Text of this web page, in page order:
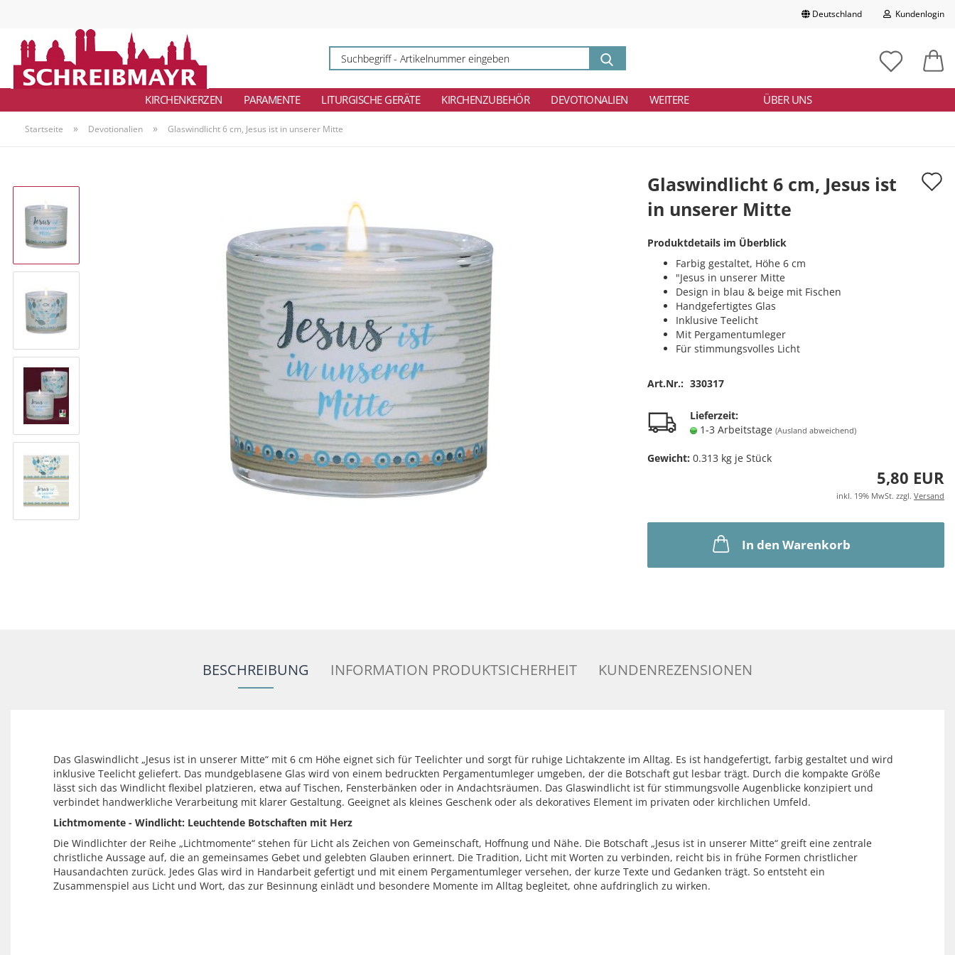
Deutschland Kundenlogin
E-Mail
Konto erstellen
Passwort vergessen?
eingeben
KIRCHENKERZEN PARAMENTE LITURGISCHE GERÄTE KIRCHENZUBEHÖR DEVOTIONALIEN ÜBER UNS
WEITERE
Startseite » Devotionalien » Glaswindlicht 6 cm, Jesus ist in unserer Mitte
Glaswindlicht 6 cm, Jesus ist
in unserer Mitte
Produktdetails im Überblick
Farbig gestaltet, Höhe 6 cm
"Jesus in unserer Mitte
Design in blau & beige mit Fischen
Handgefertigtes Glas
Inklusive Teelicht
Mit Pergamentumleger
Für stimmungsvolles Licht
Art.Nr.: 330317
Lieferzeit:
1-3 Arbeitstage (Ausland abweichend)
Gewicht: 0.313 kg je Stück
5,80 EUR
inkl. 19% MwSt. zzgl. Versand
In den Warenkorb
BESCHREIBUNG INFORMATION PRODUKTSICHERHEIT KUNDENREZENSIONEN
Das Glaswindlicht „Jesus ist in unserer Mitte“ mit 6 cm Höhe eignet sich für Teelichter und sorgt für ruhige Lichtakzente im Alltag. Es ist handgefertigt, farbig gestaltet und wird
inklusive Teelicht geliefert. Das mundgeblasene Glas wird von einem bedruckten Pergamentumleger umgeben, der die Botschaft gut lesbar trägt. Durch die kompakte Größe
lässt sich das Windlicht flexibel platzieren, etwa auf Tischen, Fensterbänken oder in Andachtsräumen. Das Glaswindlicht ist für stimmungsvolle Augenblicke konzipiert und
verbindet handwerkliche Verarbeitung mit klarer Gestaltung. Geeignet als kleines Geschenk oder als dekoratives Element im privaten oder kirchlichen Umfeld.
Lichtmomente - Windlicht: Leuchtende Botschaften mit Herz
Die Windlichter der Reihe „Lichtmomente“ stehen für Licht als Zeichen von Gemeinschaft, Hoffnung und Nähe. Die Botschaft „Jesus ist in unserer Mitte“ greift eine zentrale
christliche Aussage auf, die an gemeinsames Gebet und gelebten Glauben erinnert. Die Tradition, Licht mit Worten zu verbinden, reicht bis in frühe Formen christlicher
Hausandachten zurück. Jedes Glas wird in Handarbeit gefertigt und mit einem Pergamentumleger versehen, der kurze Texte und Gedanken trägt. So entsteht ein
Zusammenspiel aus Licht und Wort, das zur Besinnung einlädt und besondere Momente im Alltag begleitet, ohne aufdringlich zu wirken.